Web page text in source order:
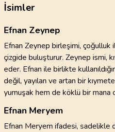
İsimler
Efnan Zeynep
Efnan Zeynep birleşimi, çoğulluk
çizgide buluşturur. Zeynep ismi,
eder. Efnan ile birlikte
değil, yayılan ve artan bir
yumuşak hem de köklü bir mana
Efnan Meryem
Efnan Meryem ifadesi, sadelikle